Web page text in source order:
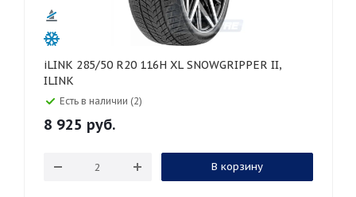
iLINK 285/50 R20 116H XL SNOWGRIPPER II,
ILINK
Есть в наличии (2)
8 925 руб.
В корзину